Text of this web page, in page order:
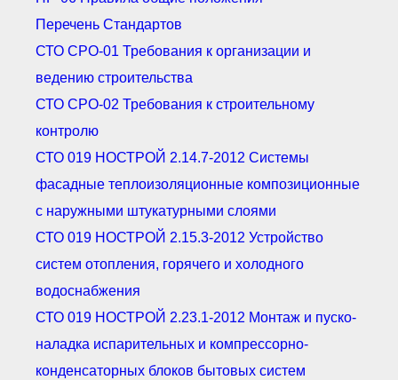
Перечень Стандартов
СТО СРО-01 Требования к организации и
ведению строительства
СТО СРО-02 Требования к строительному
контролю
СТО 019 НОСТРОЙ 2.14.7-2012 Системы
фасадные теплоизоляционные композиционные
с наружными штукатурными слоями
СТО 019 НОСТРОЙ 2.15.3-2012 Устройство
систем отопления, горячего и холодного
водоснабжения
СТО 019 НОСТРОЙ 2.23.1-2012 Монтаж и пуско-
наладка испарительных и компрессорно-
конденсаторных блоков бытовых систем